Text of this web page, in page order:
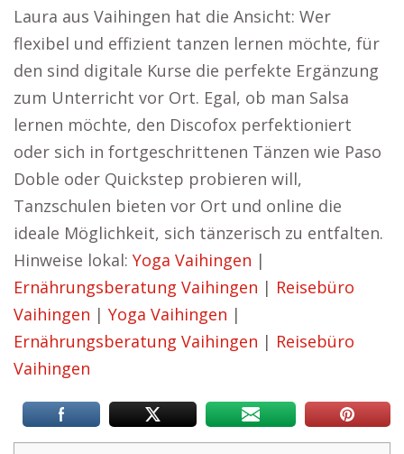
Laura aus Vaihingen hat die Ansicht: Wer
flexibel und effizient tanzen lernen möchte, für
den sind digitale Kurse die perfekte Ergänzung
zum Unterricht vor Ort. Egal, ob man Salsa
lernen möchte, den Discofox perfektioniert
oder sich in fortgeschrittenen Tänzen wie Paso
Doble oder Quickstep probieren will,
Tanzschulen bieten vor Ort und online die
ideale Möglichkeit, sich tänzerisch zu entfalten.
Hinweise lokal: Yoga Vaihingen |
Ernährungsberatung Vaihingen | Reisebüro
Vaihingen | Yoga Vaihingen |
Ernährungsberatung Vaihingen | Reisebüro
Vaihingen